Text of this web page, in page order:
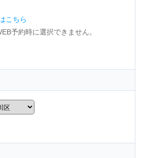
こちら
予約時に選択できません。